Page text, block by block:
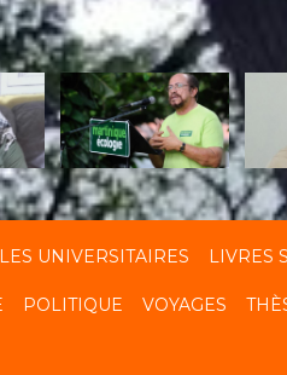
UNIVERSITAIRES LIVRES
POLITIQUE VOYAGES